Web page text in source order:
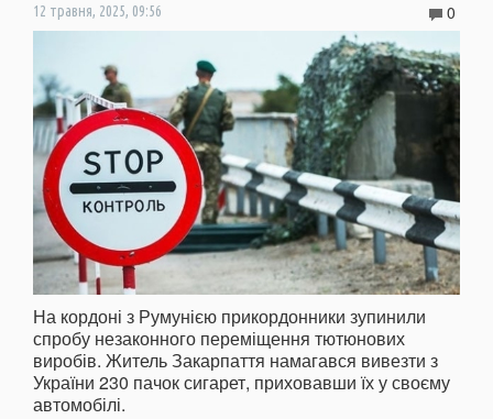
12 травня, 2025, 09:56 0
На кордоні з Румунією прикордонники зупинили
спробу незаконного переміщення тютюнових
виробів. Житель Закарпаття намагався вивезти з
України 230 пачок сигарет, приховавши їх у своєму
автомобілі.